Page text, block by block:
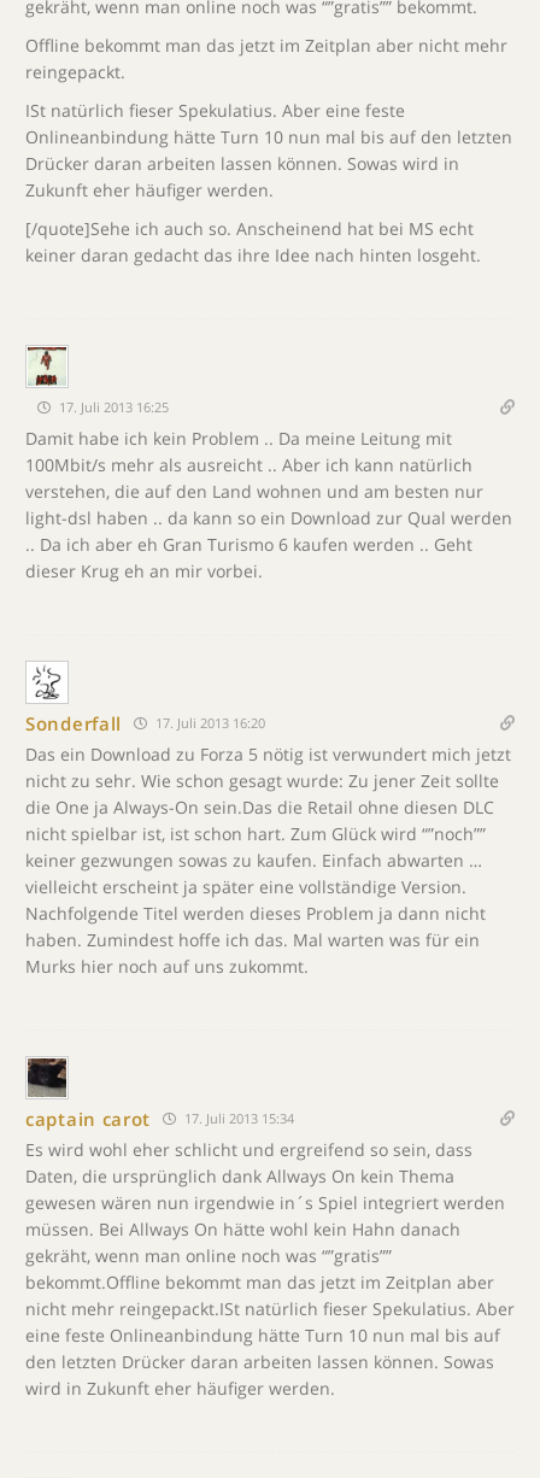
gekräht, wenn man online noch was “”gratis”” bekommt.
Offline bekommt man das jetzt im Zeitplan aber nicht mehr
reingepackt.
ISt natürlich fieser Spekulatius. Aber eine feste
Onlineanbindung hätte Turn 10 nun mal bis auf den letzten
Drücker daran arbeiten lassen können. Sowas wird in
Zukunft eher häufiger werden.
[/quote]Sehe ich auch so. Anscheinend hat bei MS echt
keiner daran gedacht das ihre Idee nach hinten losgeht.
17. Juli 2013 16:25
Damit habe ich kein Problem .. Da meine Leitung mit
100Mbit/s mehr als ausreicht .. Aber ich kann natürlich
verstehen, die auf den Land wohnen und am besten nur
light-dsl haben .. da kann so ein Download zur Qual werden
.. Da ich aber eh Gran Turismo 6 kaufen werden .. Geht
dieser Krug eh an mir vorbei.
Sonderfall 17. Juli 2013 16:20
Das ein Download zu Forza 5 nötig ist verwundert mich jetzt
nicht zu sehr. Wie schon gesagt wurde: Zu jener Zeit sollte
die One ja Always-On sein.Das die Retail ohne diesen DLC
nicht spielbar ist, ist schon hart. Zum Glück wird “”noch””
keiner gezwungen sowas zu kaufen. Einfach abwarten …
vielleicht erscheint ja später eine vollständige Version.
Nachfolgende Titel werden dieses Problem ja dann nicht
haben. Zumindest hoffe ich das. Mal warten was für ein
Murks hier noch auf uns zukommt.
captain carot 17. Juli 2013 15:34
Es wird wohl eher schlicht und ergreifend so sein, dass
Daten, die ursprünglich dank Allways On kein Thema
gewesen wären nun irgendwie in´s Spiel integriert werden
müssen. Bei Allways On hätte wohl kein Hahn danach
gekräht, wenn man online noch was “”gratis””
bekommt.Offline bekommt man das jetzt im Zeitplan aber
nicht mehr reingepackt.ISt natürlich fieser Spekulatius. Aber
eine feste Onlineanbindung hätte Turn 10 nun mal bis auf
den letzten Drücker daran arbeiten lassen können. Sowas
wird in Zukunft eher häufiger werden.